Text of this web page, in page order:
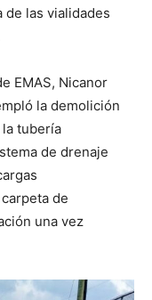
las vialidades
EMAS, Nicanor
la demolición
tubería
de drenaje
de
una vez